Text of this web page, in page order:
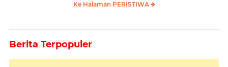
Ke Halaman PERISTIWA
Berita Terpopuler